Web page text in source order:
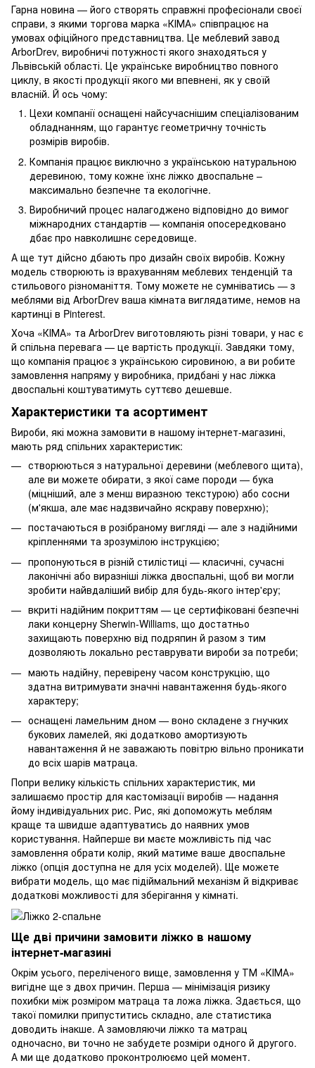
Гарна новина — його створять справжні професіонали своєї
справи, з якими торгова марка «КІМА» співпрацює на
умовах офіційного представництва. Це меблевий завод
ArborDrev, виробничі потужності якого знаходяться у
Львівській області. Це українське виробництво повного
циклу, в якості продукції якого ми впевнені, як у своїй
власній. Й ось чому:
Цехи компанії оснащені найсучаснішим спеціалізованим
обладнанням, що гарантує геометричну точність
розмірів виробів.
Компанія працює виключно з українською натуральною
деревиною, тому кожне їхнє ліжко двоспальне –
максимально безпечне та екологічне.
Виробничий процес налагоджено відповідно до вимог
міжнародних стандартів — компанія опосередковано
дбає про навколишнє середовище.
А ще тут дійсно дбають про дизайн своїх виробів. Кожну
модель створюють із врахуванням меблевих тенденцій та
стильового різноманіття. Тому можете не сумніватись — з
меблями від ArborDrev ваша кімната виглядатиме, немов на
картинці в Pinterest.
Хоча «КІМА» та ArborDrev виготовляють різні товари, у нас є
й спільна перевага — це вартість продукції. Завдяки тому,
що компанія працює з українською сировиною, а ви робите
замовлення напряму у виробника, придбані у нас ліжка
двоспальні коштуватимуть суттєво дешевше.
Характеристики та асортимент
Вироби, які можна замовити в нашому інтернет-магазині,
мають ряд спільних характеристик:
створюються з натуральної деревини (меблевого щита),
але ви можете обирати, з якої саме породи — бука
(міцніший, але з менш виразною текстурою) або сосни
(м'якша, але має надзвичайно яскраву поверхню);
постачаються в розібраному вигляді — але з надійними
кріпленнями та зрозумілою інструкцією;
пропонуються в різній стилістиці — класичні, сучасні
лаконічні або виразніші ліжка двоспальні, щоб ви могли
зробити найвдаліший вибір для будь-якого інтер'єру;
вкриті надійним покриттям — це сертифіковані безпечні
лаки концерну Sherwin-Williams, що достатньо
захищають поверхню від подряпин й разом з тим
дозволяють локально реставрувати вироби за потреби;
мають надійну, перевірену часом конструкцію, що
здатна витримувати значні навантаження будь-якого
характеру;
оснащені ламельним дном — воно складене з гнучких
букових ламелей, які додатково амортизують
навантаження й не заважають повітрю вільно проникати
до всіх шарів матраца.
Попри велику кількість спільних характеристик, ми
залишаємо простір для кастомізації виробів — надання
йому індивідуальних рис. Рис, які допоможуть меблям
краще та швидше адаптуватись до наявних умов
користування. Найперше ви маєте можливість під час
замовлення обрати колір, який матиме ваше двоспальне
ліжко (опція доступна не для усіх моделей). Ще можете
вибрати модель, що має підіймальний механізм й відкриває
додаткові можливості для зберігання у кімнаті.
Ще дві причини замовити ліжко в нашому
інтернет-магазині
Окрім усього, переліченого вище, замовлення у ТМ «КІМА»
вигідне ще з двох причин. Перша — мінімізація ризику
похибки між розміром матраца та ложа ліжка. Здається, що
такої помилки припуститись складно, але статистика
доводить інакше. А замовляючи ліжко та матрац
одночасно, ви точно не забудете розміри одного й другого.
А ми ще додатково проконтролюємо цей момент.